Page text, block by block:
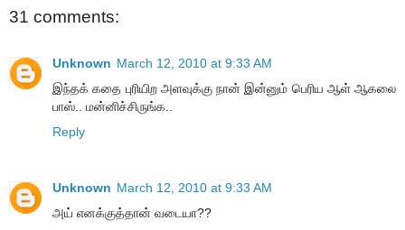
31 comments:
Unknown March 12, 2010 at 9:33 AM
இந்தக் கதை புரியிற அளவுக்கு நான் இன்னும் பெரிய ஆள் ஆகலை
பாஸ்.. மன்னிச்சிருங்க..
Reply
Unknown March 12, 2010 at 9:33 AM
அய் எனக்குத்தான் வடையா??